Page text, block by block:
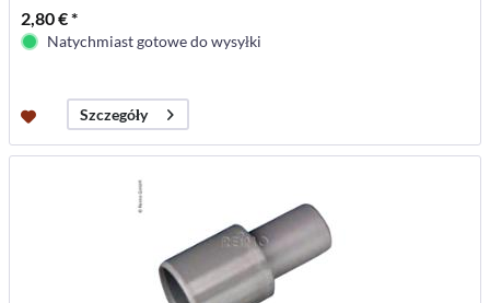
2,80 € *
Natychmiast gotowe do wysyłki
Szczegóły